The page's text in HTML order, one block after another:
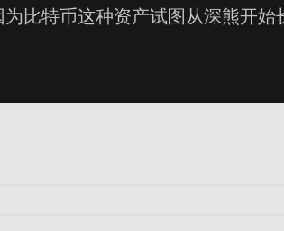
比特币这种资产试图从深熊开始